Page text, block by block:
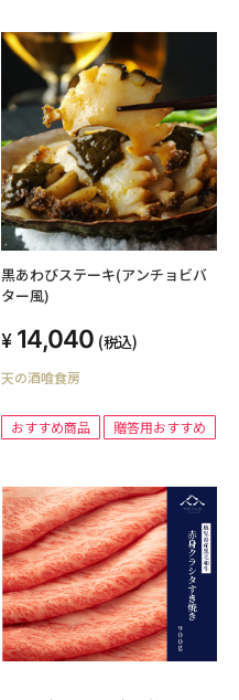
黒あわびステーキ(アンチョビバ
ター風)
14,040 (税込)
天の酒喰食房
おすすめ商品 贈答用おすすめ